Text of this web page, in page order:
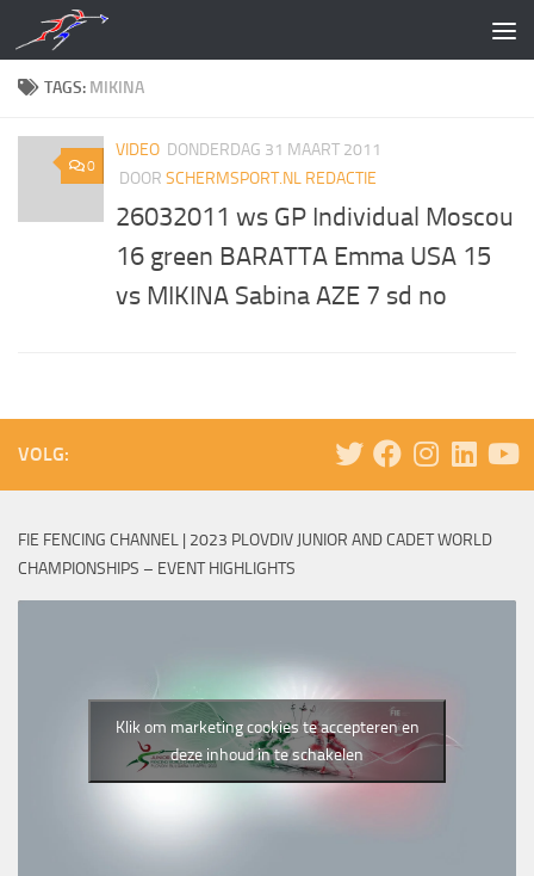
Doorgaan naar inhoud
TAGS: MIKINA
0
VIDEO DONDERDAG 31 MAART 2011
DOOR SCHERMSPORT.NL REDACTIE
26032011 ws GP Individual Moscou
16 green BARATTA Emma USA 15
vs MIKINA Sabina AZE 7 sd no
VOLG:
FIE FENCING CHANNEL | 2023 PLOVDIV JUNIOR AND CADET WORLD
CHAMPIONSHIPS – EVENT HIGHLIGHTS
Klik om marketing cookies te accepteren en
deze inhoud in te schakelen